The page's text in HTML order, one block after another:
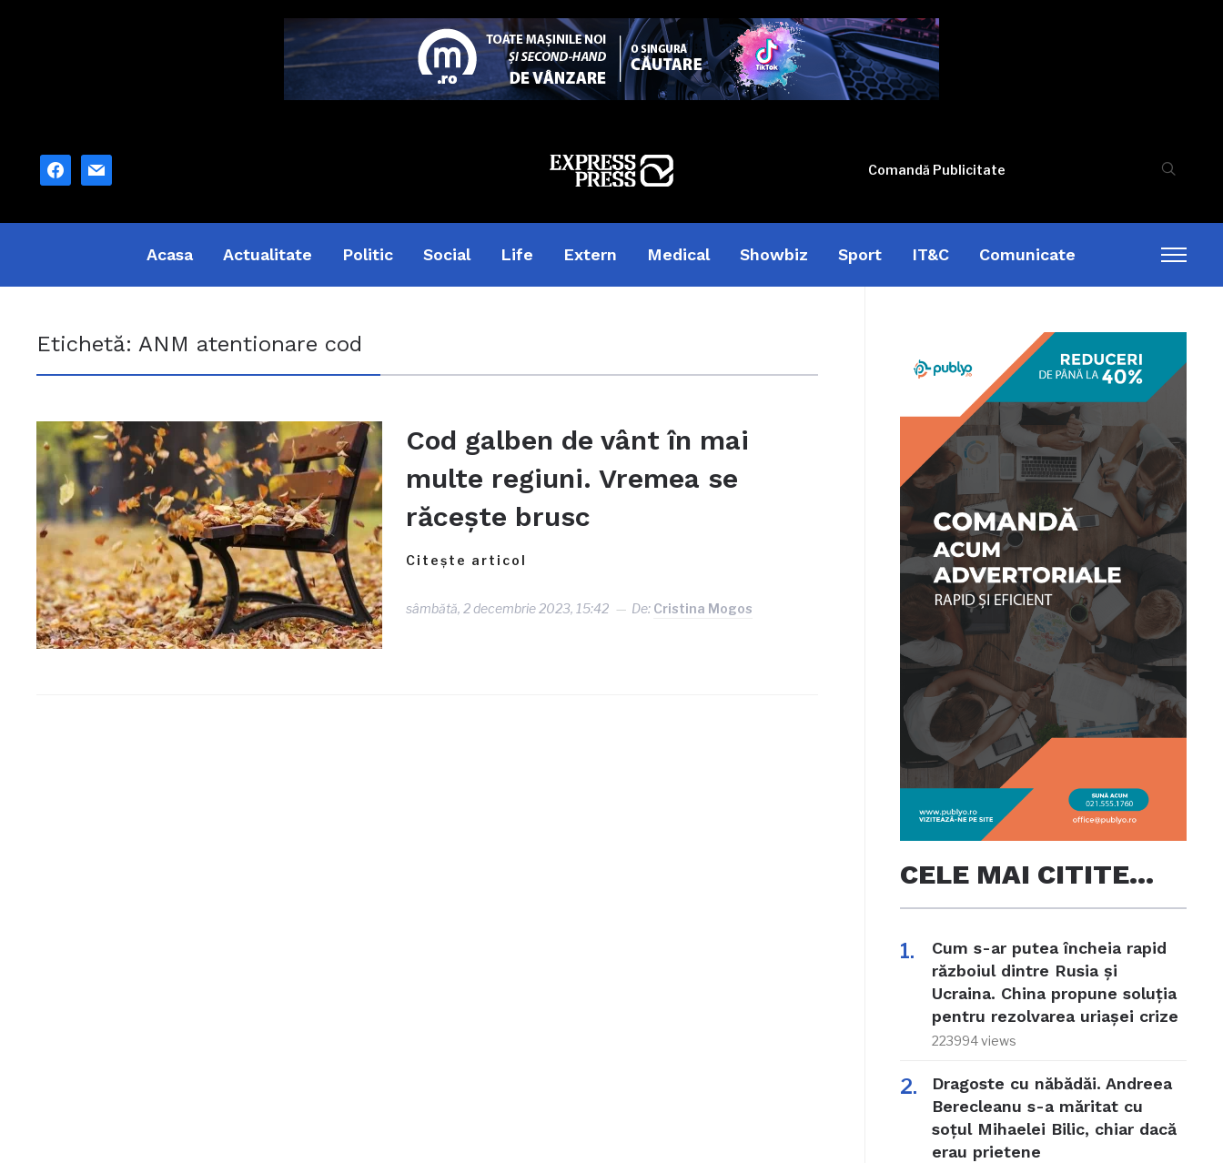
facebook
mail Comandă Publicitate
Acasa Actualitate Politic Social Life Extern Medical Showbiz Sport IT&C Comunicate
Etichetă: ANM atentionare cod
Cod galben de vânt în mai
multe regiuni. Vremea se
răceşte brusc
Citește articol
sâmbătă, 2 decembrie 2023, 15:42 De: Cristina Mogos
CELE MAI CITITE…
Cum s-ar putea încheia rapid
războiul dintre Rusia și
Ucraina. China propune soluția
pentru rezolvarea uriașei crize
223994 views
Dragoste cu năbădăi. Andreea
Berecleanu s-a măritat cu
soțul Mihaelei Bilic, chiar dacă
erau prietene